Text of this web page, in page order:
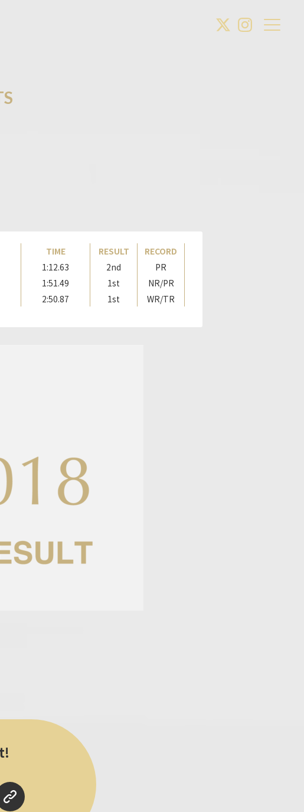
S
TIME RESULT
RECORD
1:12.63 2nd
PR
1:51.49 1st
NR/PR
2:50.87 1st WR/TR